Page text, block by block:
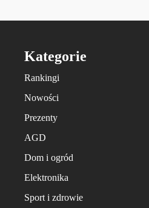
Kategorie
Rankingi
Nowości
Prezenty
AGD
Dom i ogród
Elektronika
Sport i zdrowie